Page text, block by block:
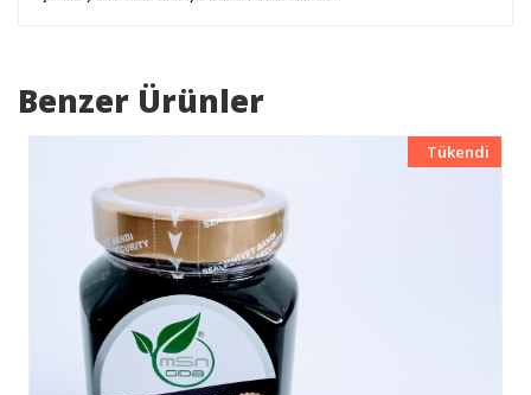
Benzer Ürünler
Yeni
Tükendi